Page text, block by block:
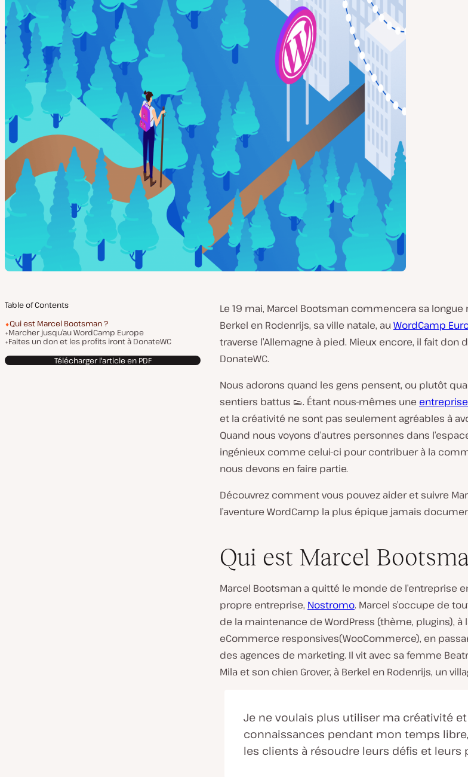
Table of Contents
Qui est Marcel Bootsman ?
Marcher jusqu’au WordCamp Europe
Faites un don et les profits iront à DonateWC
Télécharger l'article en PDF
Le 19 mai, Marcel Bootsman commencera sa
Berkel en Rodenrijs, sa ville natale, au WordCamp
traverse l’Allemagne à pied. Mieux encore, il fait don
DonateWC.
Nous adorons quand les gens pensent, ou plutôt
sentiers battus 👟. Étant nous-mêmes une
et la créativité ne sont pas seulement agréables à
Quand nous voyons d’autres personnes dans
ingénieux comme celui-ci pour contribuer à la
nous devons en faire partie.
Découvrez comment vous pouvez aider et suivre
l’aventure WordCamp la plus épique jamais
Qui est Marcel
Marcel Bootsman a quitté le monde de l’entreprise
propre entreprise, Nostromo. Marcel s’occupe de
de la maintenance de WordPress (thème, plugins), à
eCommerce responsives(WooCommerce), en
des agences de marketing. Il vit avec sa femme
Mila et son chien Grover, à Berkel en Rodenrijs, un
Je ne voulais plus utiliser ma créativité
connaissances pendant mon temps
les clients à résoudre leurs défis et leurs